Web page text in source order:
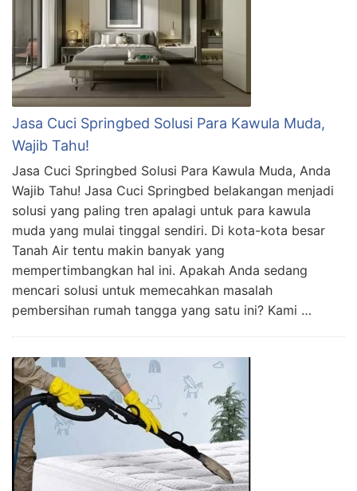
Jasa Cuci Springbed Solusi Para Kawula Muda,
Wajib Tahu!
Jasa Cuci Springbed Solusi Para Kawula Muda, Anda
Wajib Tahu! Jasa Cuci Springbed belakangan menjadi
solusi yang paling tren apalagi untuk para kawula
muda yang mulai tinggal sendiri. Di kota-kota besar
Tanah Air tentu makin banyak yang
mempertimbangkan hal ini. Apakah Anda sedang
mencari solusi untuk memecahkan masalah
pembersihan rumah tangga yang satu ini? Kami …